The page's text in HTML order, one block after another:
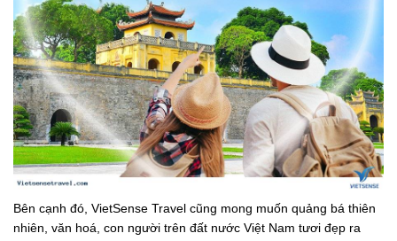
Bên cạnh đó, VietSense Travel cũng mong muốn quảng bá thiên
nhiên, văn hoá, con người trên đất nước Việt Nam tươi đẹp ra